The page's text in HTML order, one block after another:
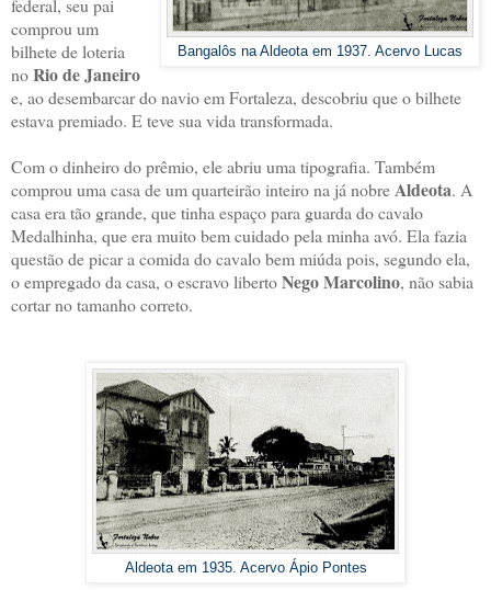
Bangalôs na Aldeota em 1937. Acervo Lucas
federal, seu pai
comprou um
bilhete de loteria
noRio de Janeiro
e, ao desembarcar do navio em Fortaleza, descobriu que o bilhete
estava premiado. E teve sua vida transformada.
Com o dinheiro do prêmio, ele abriu uma tipografia. Também
comprou uma casa de um quarteirão inteiro na já nobreAldeota. A
casa era tão grande, que tinha espaço para guarda do cavalo
Medalhinha, que era muito bem cuidado pela minha avó. Ela fazia
questão de picar a comida do cavalo bem miúda pois, segundo ela,
o empregado da casa, o escravo libertoNego Marcolino, não sabia
cortar no tamanho correto.
Aldeota em 1935. Acervo Ápio Pontes